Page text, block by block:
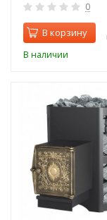
0
В корзину
В наличии